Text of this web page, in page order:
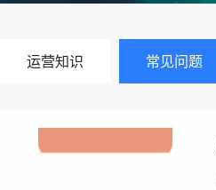
运营知识 常见问题